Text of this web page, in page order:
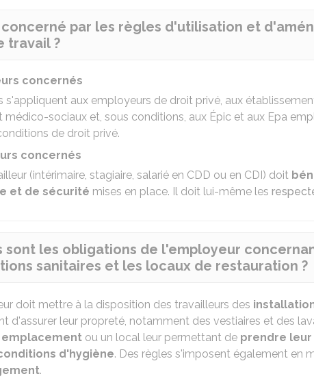
concerné par les règles d'utilisation et
travail ?
concernés
s'appliquent aux employeurs de droit privé, aux
médico-sociaux et, sous conditions, aux Épic et aux Epa
de droit privé.
concernés
(intérimaire, stagiaire, salarié en CDD ou en CDI) doit
et de sécurité mises en place. Il doit lui-même les
sont les obligations de l'employeur
sanitaires et les locaux de restauration ?
doit mettre à la disposition des travailleurs des
d'assurer leur propreté, notamment des vestiaires et des
emplacement ou un local leur permettant de prendre leur
d'hygiène. Des règles s'imposent également en
.